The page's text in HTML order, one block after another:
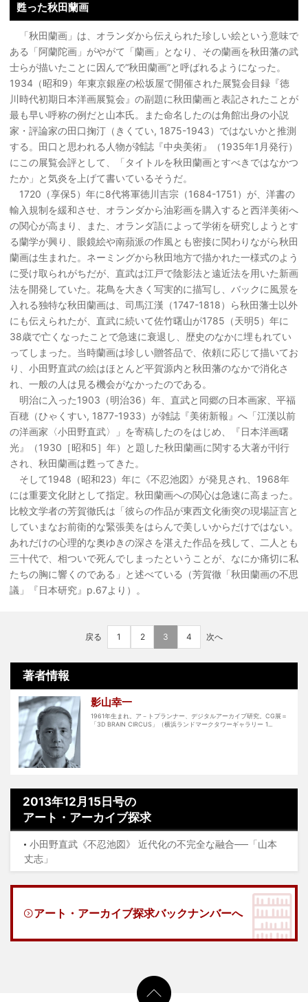
甦った秋田蘭画
「秋田蘭画」は、オランダから伝えられた珍しい絵という意味で
ある「阿蘭陀画」がやがて「蘭画」となり、その蘭画を秋田藩の武
士らが描いたことに因んで“秋田蘭画”と呼ばれるようになった。
1934（昭和9）年東京銀座の松坂屋で開催された展覧会目録『徳
川時代初期日本洋画展覧会』の副題に秋田蘭画と表記されたことが
最も早い呼称の例だと山本氏。また命名したのは角館出身の小説
家・評論家の田口掬汀（きくてい, 1875-1943）ではないかと推測
する。田口と思われる人物が雑誌『中央美術』（1935年1月発行）
にこの展覧会評として、「タイトルを秋田蘭画とすべきではなかつ
たか」と気炎を上げて書いているそうだ。
1720（享保5）年に8代将軍徳川吉宗（1684-1751）が、洋書の
輸入規制を緩和させ、オランダから油彩画を購入すると西洋美術へ
の関心が高まり、また、オランダ語によって学術を研究しようとす
る蘭学が興り、眼鏡絵や南蘋派の作風とも密接に関わりながら秋田
蘭画は生まれた。ネーミングから秋田地方で描かれた一様式のよう
に受け取られがちだが、直武は江戸で陰影法と遠近法を用いた新画
法を開発していた。花鳥を大きく写実的に描写し、バックに風景を
入れる独特な秋田蘭画は、司馬江漢（1747-1818）ら秋田藩士以外
にも伝えられたが、直武に続いて佐竹曙山が1785（天明5）年に
38歳で亡くなったことで急速に衰退し、歴史のなかに埋もれてい
ってしまった。当時蘭画は珍しい贈答品で、依頼に応じて描いてお
り、小田野直武の絵はほとんど平賀源内と秋田藩のなかで消化さ
れ、一般の人は見る機会がなかったのである。
明治に入った1903（明治36）年、直武と同郷の日本画家、平福
百穂（ひゃくすい, 1877-1933）が雑誌『美術新報』へ「江漢以前
の洋画家〈小田野直武〉」を寄稿したのをはじめ、『日本洋画曙
光』（1930［昭和5］年）と題した秋田蘭画に関する大著が刊行
され、秋田蘭画は甦ってきた。
そして1948（昭和23）年に《不忍池図》が発見され、1968年
には重要文化財として指定。秋田蘭画への関心は急速に高まった。
比較文学者の芳賀徹氏は「彼らの作品が東西文化衝突の現場証言と
していまなお前衛的な緊張美をはらんで美しいからだけではない。
あれだけの心理的な奥ゆきの深さを湛えた作品を残して、二人とも
三十代で、相ついで死んでしまったということが、なにか痛切に私
たちの胸に響くのである」と述べている（芳賀徹「秋田蘭画の不思
議」『日本研究』p.67より）。
戻る 1 2 3 4 次へ
著者情報
影山幸一
1961年生まれ。ア－トプランナー、デジタルアーカイブ研究。CG展＝
「3D BRAIN CIRCUS」（横浜ランドマークタワーギャラリー 1...
2013年12月15日号の
アート・アーカイブ探求
小田野直武《不忍池図》 近代化の不完全な融合──「山本
丈志」
アート・アーカイブ探求バックナンバーへ